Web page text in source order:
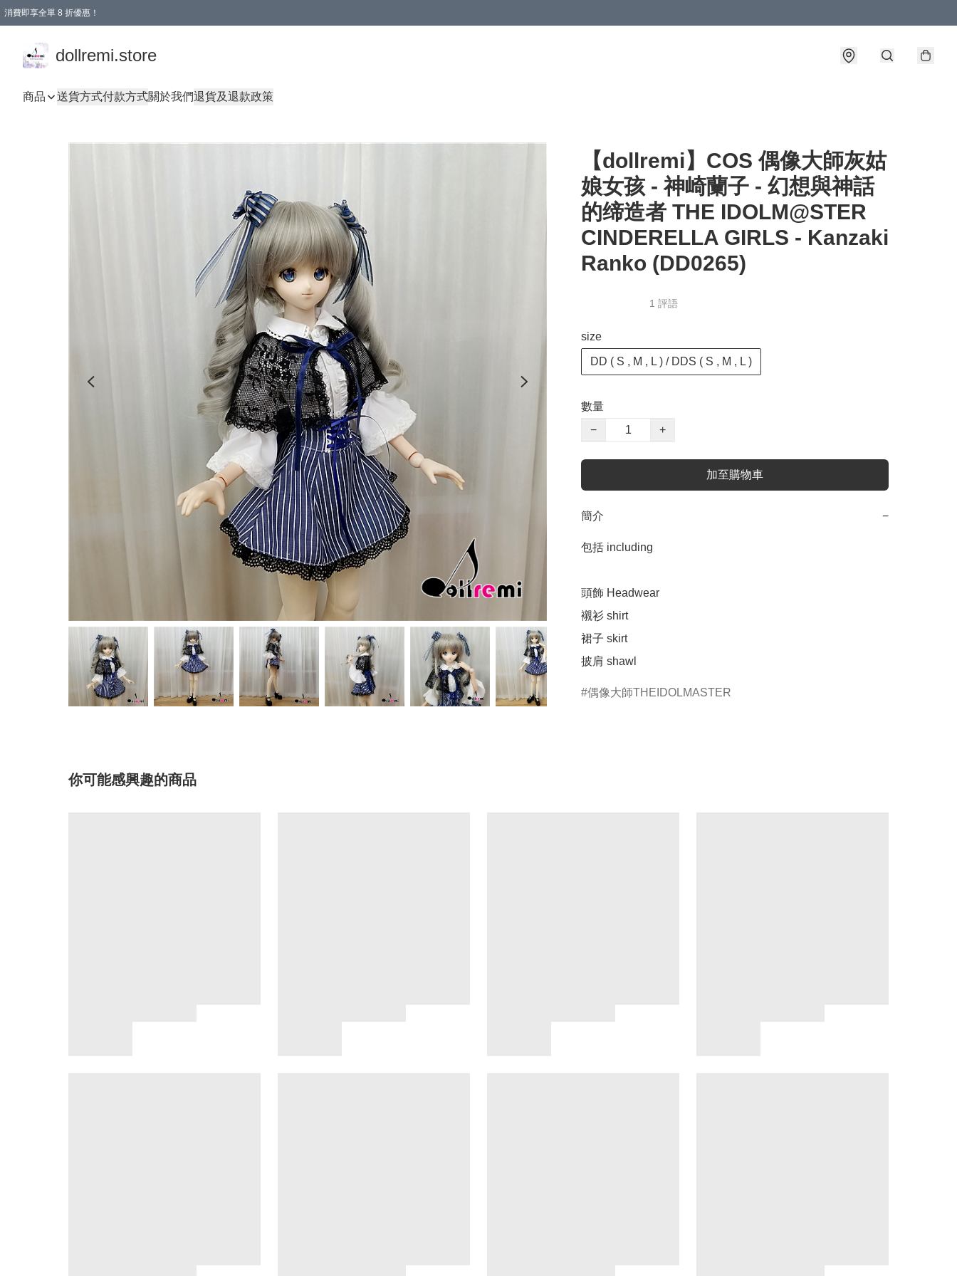
消費即享全單 8 折優惠！
dollremi.store
商品 送貨方式付款方式關於我們退貨及退款政策
【dollremi】COS 偶像大師灰姑
娘女孩 - 神崎蘭子 - 幻想與神話
的缔造者 THE IDOLM@STER
CINDERELLA GIRLS - Kanzaki
Ranko (DD0265)
1 評語
size
DD ( S , M , L ) / DDS ( S , M , L )
數量
−
+
加至購物車
簡介 −
包括 including
頭飾 Headwear
襯衫 shirt
裙子 skirt
偶像大師THEIDOLMASTER
你可能感興趣的商品